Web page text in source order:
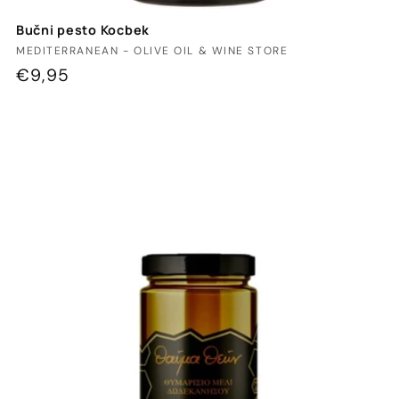
Bučni pesto Kocbek
Ponudnik:
MEDITERRANEAN - OLIVE OIL & WINE STORE
Redna
€9,95